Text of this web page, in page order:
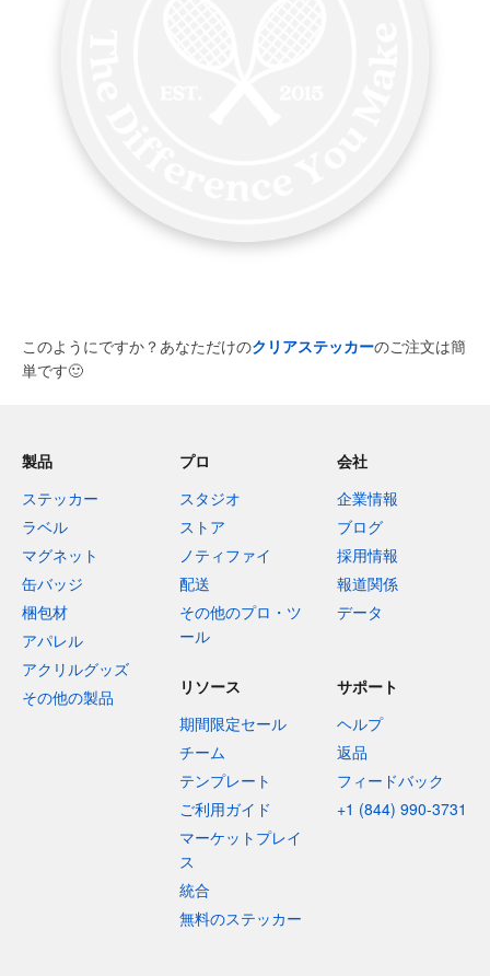
このようにですか？あなただけのクリアステッカーのご注文は簡
単です🙂
製品
ステッカー
ラベル
マグネット
缶バッジ
梱包材
アパレル
アクリルグッズ
その他の製品
プロ
スタジオ
ストア
ノティファイ
配送
その他のプロ・ツ
ール
会社
企業情報
ブログ
採用情報
報道関係
データ
リソース
期間限定セール
チーム
テンプレート
ご利用ガイド
マーケットプレイ
ス
統合
無料のステッカー
サポート
ヘルプ
返品
フィードバック
+1 (844) 990-3731